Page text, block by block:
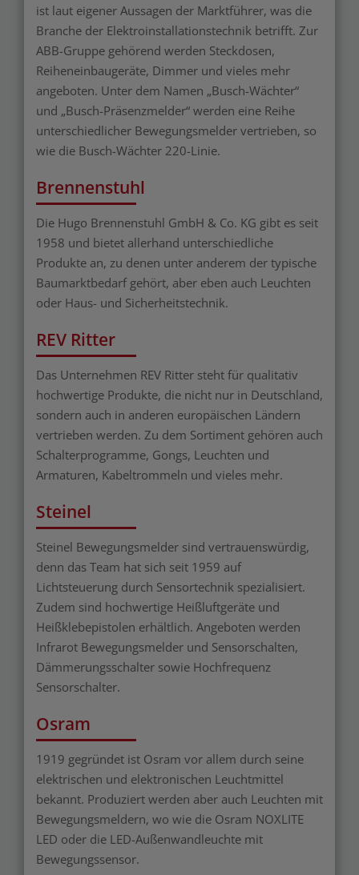
ist laut eigener Aussagen der Marktführer, was die
Branche der Elektroinstallationstechnik betrifft. Zur
ABB-Gruppe gehörend werden Steckdosen,
Reiheneinbaugeräte, Dimmer und vieles mehr
angeboten. Unter dem Namen „Busch-Wächter“
und „Busch-Präsenzmelder“ werden eine Reihe
unterschiedlicher Bewegungsmelder vertrieben, so
wie die Busch-Wächter 220-Linie.
Brennenstuhl
Die Hugo Brennenstuhl GmbH & Co. KG gibt es seit
1958 und bietet allerhand unterschiedliche
Produkte an, zu denen unter anderem der typische
Baumarktbedarf gehört, aber eben auch Leuchten
oder Haus- und Sicherheitstechnik.
REV Ritter
Das Unternehmen REV Ritter steht für qualitativ
hochwertige Produkte, die nicht nur in Deutschland,
sondern auch in anderen europäischen Ländern
vertrieben werden. Zu dem Sortiment gehören auch
Schalterprogramme, Gongs, Leuchten und
Armaturen, Kabeltrommeln und vieles mehr.
Steinel
Steinel Bewegungsmelder sind vertrauenswürdig,
denn das Team hat sich seit 1959 auf
Lichtsteuerung durch Sensortechnik spezialisiert.
Zudem sind hochwertige Heißluftgeräte und
Heißklebepistolen erhältlich. Angeboten werden
Infrarot Bewegungsmelder und Sensorschalten,
Dämmerungsschalter sowie Hochfrequenz
Sensorschalter.
Osram
1919 gegründet ist Osram vor allem durch seine
elektrischen und elektronischen Leuchtmittel
bekannt. Produziert werden aber auch Leuchten mit
Bewegungsmeldern, wo wie die Osram NOXLITE
LED oder die LED-Außenwandleuchte mit
Bewegungssensor.